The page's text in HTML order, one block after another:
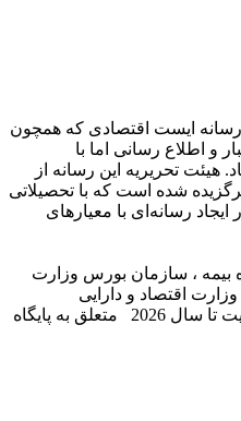
ایست اقتصادی که همچون
و اطلاع رسانی اما با
هیئت تحریریه این رسانه از
شده است که با تحصیلاتی
رسانه‌ای با معیار‌های
بیمه ، سازمان بورس وزارت
اقتصاد و دارایی
© تمامی حقوق مادی و معنوی سایت تا سال 2026 متعلق به پایگاه